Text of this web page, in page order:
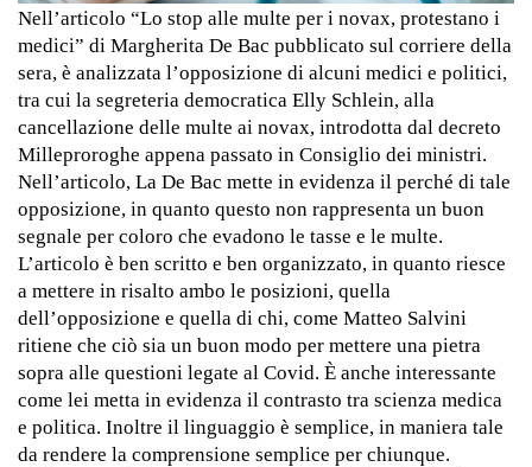
Nell’articolo “Lo stop alle multe per i novax, protestano i
medici” di Margherita De Bac pubblicato sul corriere della
sera, è analizzata l’opposizione di alcuni medici e politici,
tra cui la segreteria democratica Elly Schlein, alla
cancellazione delle multe ai novax, introdotta dal decreto
Milleproroghe appena passato in Consiglio dei ministri.
Nell’articolo, La De Bac mette in evidenza il perché di tale
opposizione, in quanto questo non rappresenta un buon
segnale per coloro che evadono le tasse e le multe.
L’articolo è ben scritto e ben organizzato, in quanto riesce
a mettere in risalto ambo le posizioni, quella
dell’opposizione e quella di chi, come Matteo Salvini
ritiene che ciò sia un buon modo per mettere una pietra
sopra alle questioni legate al Covid. È anche interessante
come lei metta in evidenza il contrasto tra scienza medica
e politica. Inoltre il linguaggio è semplice, in maniera tale
da rendere la comprensione semplice per chiunque.